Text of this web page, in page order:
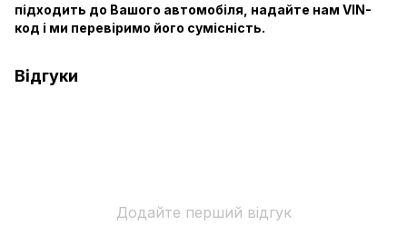
підходить до Вашого автомобіля, надайте нам VIN-
код і ми перевіримо його сумісність.
Відгуки
Додайте перший відгук